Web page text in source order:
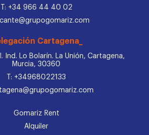
T: +34 966 44 40 02
Cartagena_
Ind. Lo Bolarín. La Unión, Cartagena,
Murcia, 30360
T: +34968022133
Gomariz Rent
Alquiler